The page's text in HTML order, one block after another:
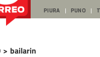
PIURA PUNO
> bailarin